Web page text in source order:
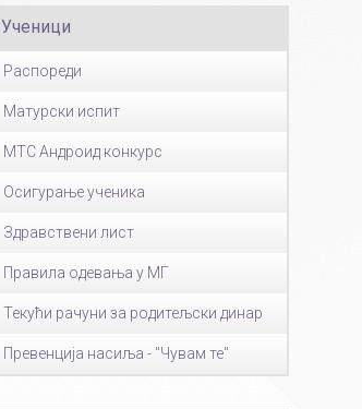
Ученици
Распореди
Матурски испит
МТС Андроид конкурс
Осигурање ученика
Здравствени лист
Правила одевања у МГ
Текући рачуни за родитељски динар
Превенција насиља - "Чувам те"